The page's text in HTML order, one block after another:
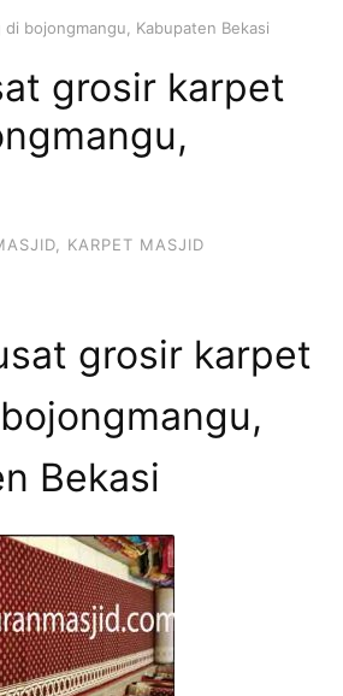
bojongmangu, Kabupaten Bekasi
grosir karpet
KARPET MASJID
grosir karpet
Bekasi